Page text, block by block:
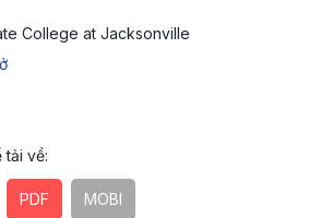
College at Jacksonville
tải về:
PDF MOBI